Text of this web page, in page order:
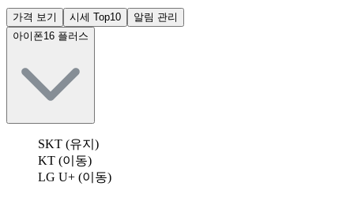
가격 보기 시세 Top10
알림 관리
아이폰16 플러스
SKT (유지)
KT (이동)
LG U+ (이동)